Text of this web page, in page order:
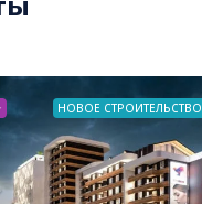
НОВОЕ СТРОИТЕЛЬСТВО